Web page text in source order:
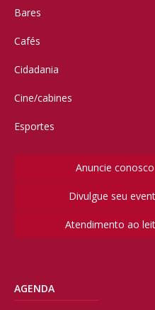
Bares
Cafés
Cidadania
Cine/cabines
Esportes
Anuncie conosco
Divulgue seu
Atendimento ao
AGENDA